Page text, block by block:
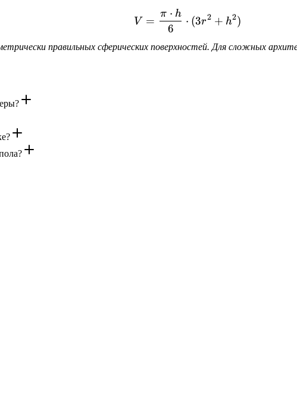
V = \frac{\pi \cdot
V =
6
π ⋅ h
⋅ (3r2 + h2)
правильных сферических поверхностей. Для сложных